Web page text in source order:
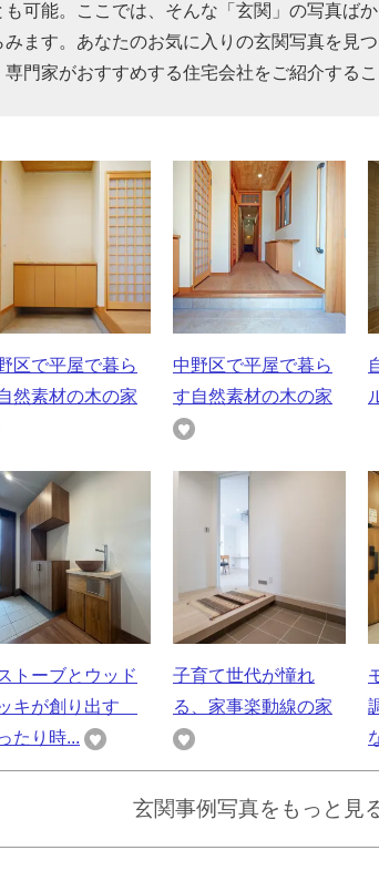
可能。ここでは、そんな「玄関」の写真ば
ます。あなたのお気に入りの玄関写真を見
門家がおすすめする住宅会社をご紹介するこ
区で平屋で暮ら
然素材の木の家
中野区で平屋で暮ら
す自然素材の木の家
トーブとウッド
キが創り出す
たり時...
子育て世代が憧れ
る、家事楽動線の家
玄関事例写真をもっと見